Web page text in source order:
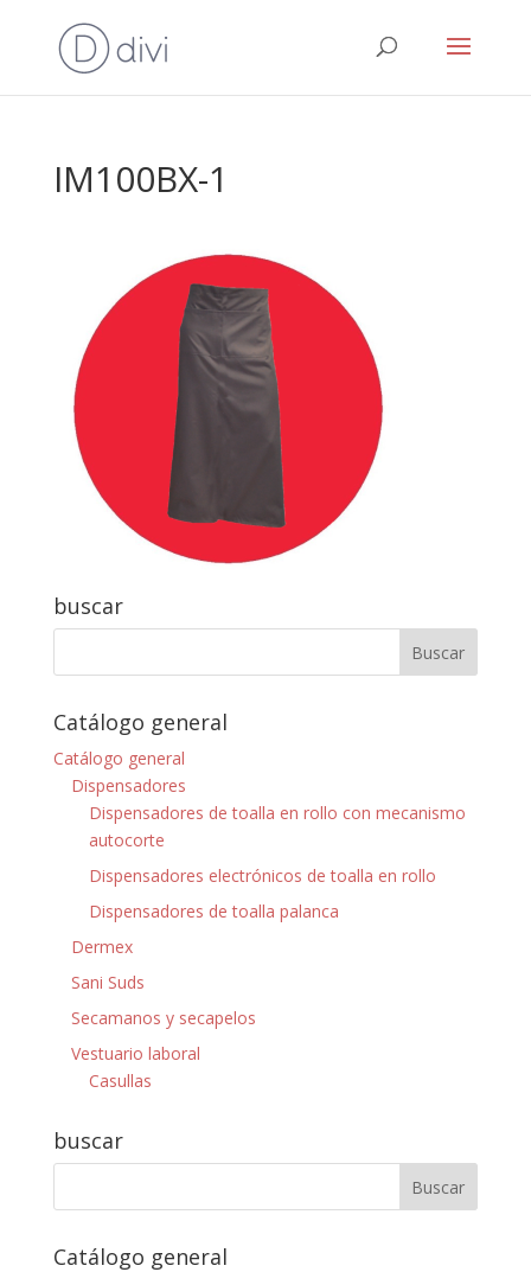
IM100BX-1
buscar
Catálogo general
Catálogo general
Dispensadores
Dispensadores de toalla en rollo con mecanismo
autocorte
Dispensadores electrónicos de toalla en rollo
Dispensadores de toalla palanca
Dermex
Sani Suds
Secamanos y secapelos
Vestuario laboral
Casullas
buscar
Catálogo general